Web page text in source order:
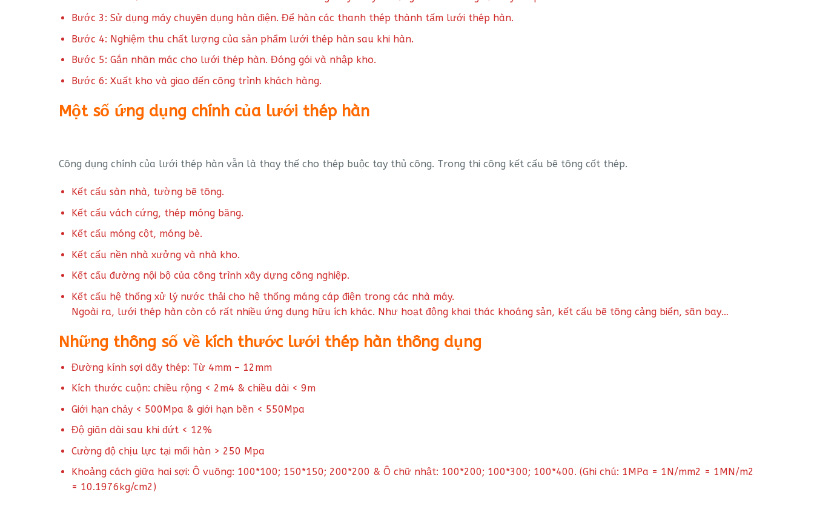
Bước 3: Sử dụng máy chuyên dụng hàn điện. Để hàn các thanh thép thành tấm lưới thép hàn.
Bước 4: Nghiệm thu chất lượng của sản phẩm lưới thép hàn sau khi hàn.
Bước 5: Gắn nhãn mác cho lưới thép hàn. Đóng gói và nhập kho.
Bước 6: Xuất kho và giao đến công trình khách hàng.
Một số ứng dụng chính của lưới thép hàn
Công dụng chính của lưới thép hàn vẫn là thay thế cho thép buộc tay thủ công. Trong thi công kết cấu bê tông cốt thép.
Kết cấu sàn nhà, tường bê tông.
Kết cấu vách cứng, thép móng băng.
Kết cấu móng cột, móng bè.
Kết cấu nền nhà xưởng và nhà kho.
Kết cấu đường nội bộ của công trình xây dựng công nghiệp.
Kết cấu hệ thống xử lý nước thải cho hệ thống máng cáp điện trong các nhà máy.
Ngoài ra, lưới thép hàn còn có rất nhiều ứng dụng hữu ích khác. Như hoạt động khai thác khoáng sản, kết cấu bê tông cảng biển, sân bay…
Những thông số về kích thước lưới thép hàn thông dụng
Đường kính sợi dây thép: Từ 4mm – 12mm
Kích thước cuộn: chiều rộng < 2m4 & chiều dài < 9m
Giới hạn chảy < 500Mpa & giới hạn bền < 550Mpa
Độ giãn dài sau khi đứt < 12%
Cường độ chịu lực tại mối hàn > 250 Mpa
Khoảng cách giữa hai sợi: Ô vuông: 100*100; 150*150; 200*200 & Ô chữ nhật: 100*200; 100*300; 100*400. (Ghi chú: 1MPa = 1N/mm2 = 1MN/m2
= 10.1976kg/cm2)